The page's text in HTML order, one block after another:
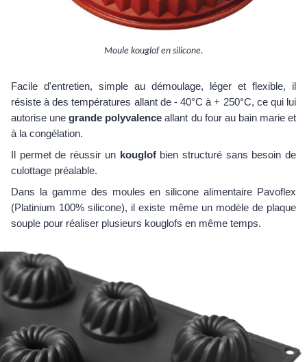
Moule kouglof en silicone.
Facile d'entretien, simple au démoulage, léger et flexible, il
résiste à des températures allant de - 40°C à + 250°C, ce qui lui
autorise unegrande polyvalence allant du four au bain marie et
à la congélation.
Il permet de réussir un kouglofbien structuré sans besoin de
culottage préalable.
Dans la gamme des moules en silicone alimentaire Pavoflex
(Platinium 100% silicone), il existe même un modèle de plaque
souple pour réaliser plusieurs kouglofs en même temps.